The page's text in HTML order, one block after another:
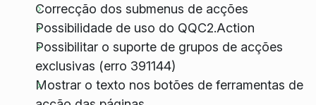
Correcção dos submenus de acções
Possibilidade de uso do QQC2.Action
Possibilitar o suporte de grupos de acções
exclusivas (erro 391144)
Mostrar o texto nos botões de ferramentas de